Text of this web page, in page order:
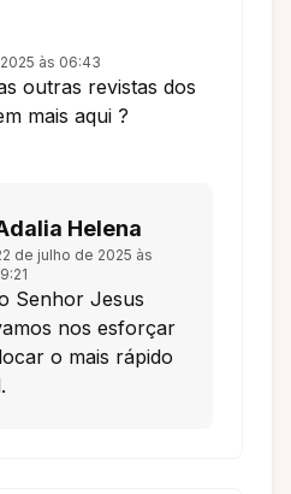
às 06:43
outras revistas dos
mais aqui ?
Helena
de julho de 2025 às
Senhor Jesus
nos esforçar
o mais rápido